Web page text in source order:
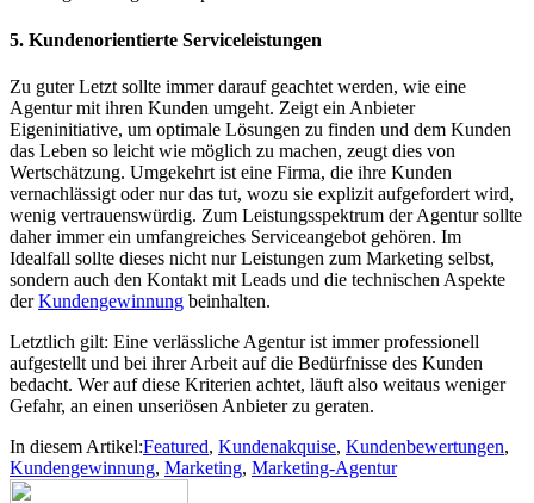
5. Kundenorientierte Serviceleistungen
Zu guter Letzt sollte immer darauf geachtet werden, wie eine
Agentur mit ihren Kunden umgeht. Zeigt ein Anbieter
Eigeninitiative, um optimale Lösungen zu finden und dem Kunden
das Leben so leicht wie möglich zu machen, zeugt dies von
Wertschätzung. Umgekehrt ist eine Firma, die ihre Kunden
vernachlässigt oder nur das tut, wozu sie explizit aufgefordert wird,
wenig vertrauenswürdig. Zum Leistungsspektrum der Agentur sollte
daher immer ein umfangreiches Serviceangebot gehören. Im
Idealfall sollte dieses nicht nur Leistungen zum Marketing selbst,
sondern auch den Kontakt mit Leads und die technischen Aspekte
derKundengewinnung beinhalten.
Letztlich gilt: Eine verlässliche Agentur ist immer professionell
aufgestellt und bei ihrer Arbeit auf die Bedürfnisse des Kunden
bedacht. Wer auf diese Kriterien achtet, läuft also weitaus weniger
Gefahr, an einen unseriösen Anbieter zu geraten.
In diesem Artikel:Featured, Kundenakquise, Kundenbewertungen,
Kundengewinnung, Marketing, Marketing-Agentur